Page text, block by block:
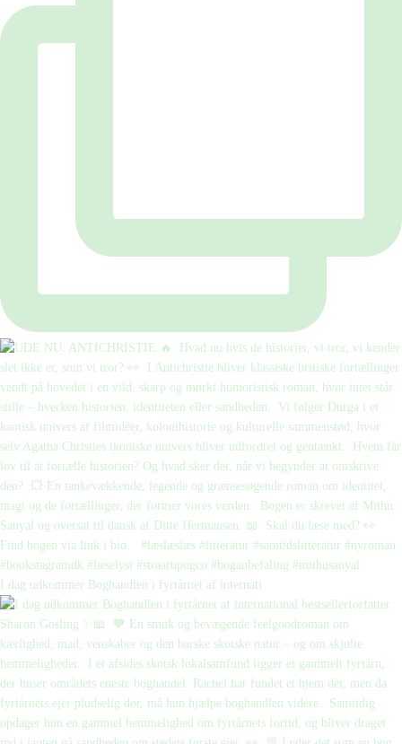
I dag udkommer Boghandlen i fyrtårnet af internati